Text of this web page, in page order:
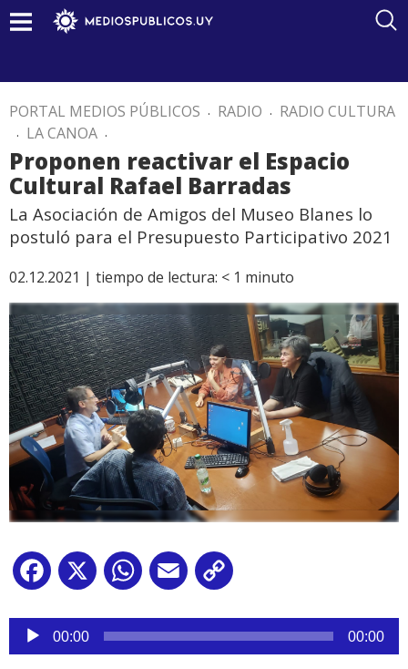
PORTAL MEDIOS PÚBLICOS . RADIO . RADIO CULTURA
. LA CANOA .
Proponen reactivar el Espacio
Cultural Rafael Barradas
La Asociación de Amigos del Museo Blanes lo
postuló para el Presupuesto Participativo 2021
02.12.2021 | tiempo de lectura: < 1 minuto
Facebook
X WhatsApp
Email
Reproductor
audio
00:00 00:00